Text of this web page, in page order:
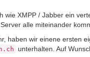
wie XMPP / Jabber ein
alle miteinander
haben wir einene ersten
unterhalten. Auf